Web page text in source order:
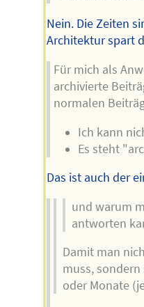
Nein. Die Zeiten
Architektur spart
Für mich als
archivierte
normalen
Ich kann
Es steht
Das ist auch der
und warum
antworten
Damit man
muss,
oder Monate